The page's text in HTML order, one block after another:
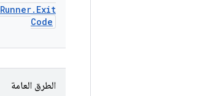
Runner. Exit
Code
الطرق العامة